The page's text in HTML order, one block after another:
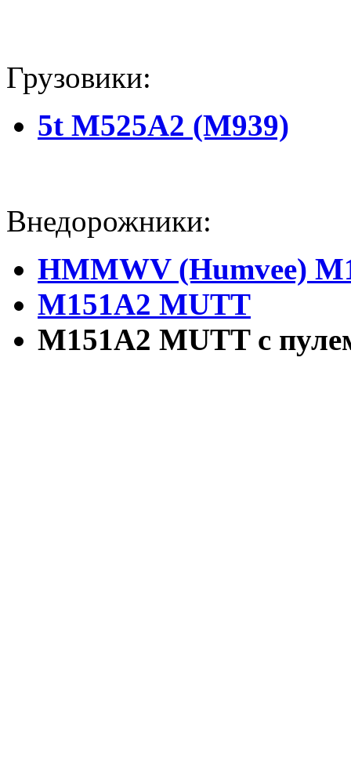
Грузовики:
5t M525A2 (M939)
Внедорожники:
HMMWV (Humvee)
M151A2 MUTT
M151A2 MUTTс